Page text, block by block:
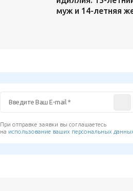
муж и 14-летняя
При отправке заявки вы соглашаетесь
на использование ваших персональных